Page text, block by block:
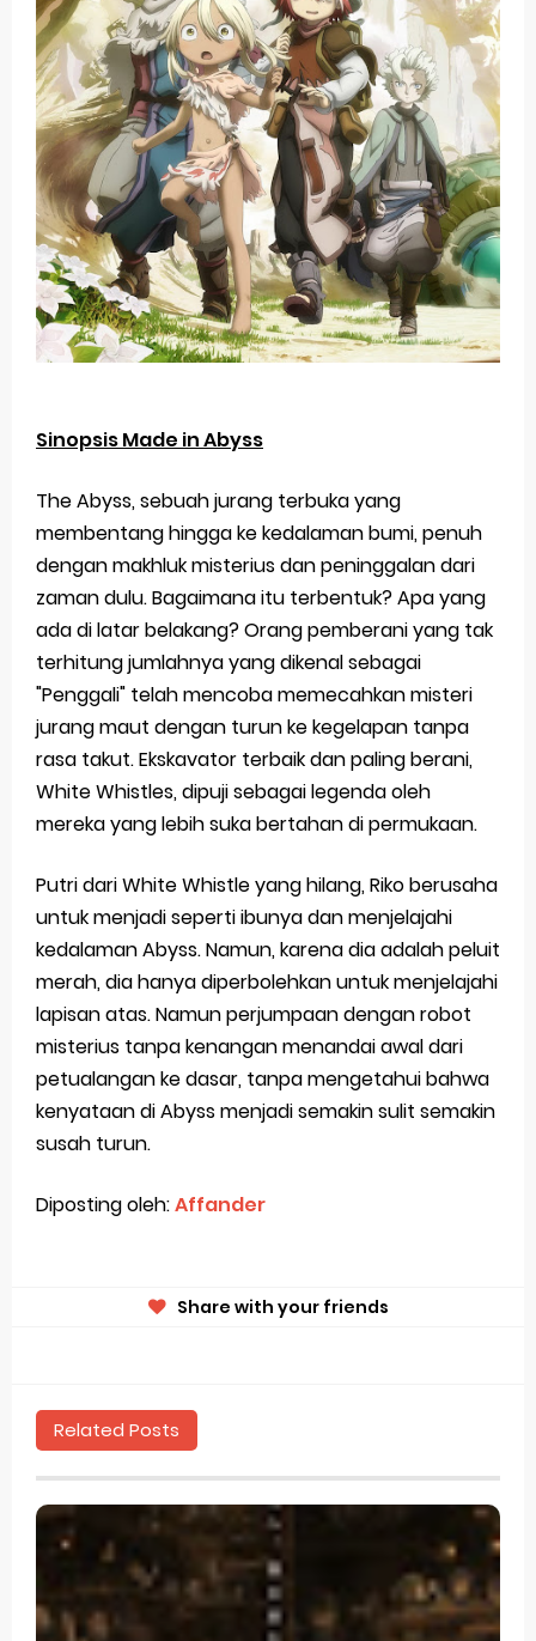
Sinopsis Made in Abyss
The Abyss, sebuah jurang terbuka yang
membentang hingga ke kedalaman bumi, penuh
dengan makhluk misterius dan peninggalan dari
zaman dulu. Bagaimana itu terbentuk? Apa yang
ada di latar belakang? Orang pemberani yang tak
terhitung jumlahnya yang dikenal sebagai
"Penggali" telah mencoba memecahkan misteri
jurang maut dengan turun ke kegelapan tanpa
rasa takut. Ekskavator terbaik dan paling berani,
White Whistles, dipuji sebagai legenda oleh
mereka yang lebih suka bertahan di permukaan.
Putri dari White Whistle yang hilang, Riko berusaha
untuk menjadi seperti ibunya dan menjelajahi
kedalaman Abyss. Namun, karena dia adalah peluit
merah, dia hanya diperbolehkan untuk menjelajahi
lapisan atas. Namun perjumpaan dengan robot
misterius tanpa kenangan menandai awal dari
petualangan ke dasar, tanpa mengetahui bahwa
kenyataan di Abyss menjadi semakin sulit semakin
susah turun.
Diposting oleh:Affander
Share with your friends
Related Posts